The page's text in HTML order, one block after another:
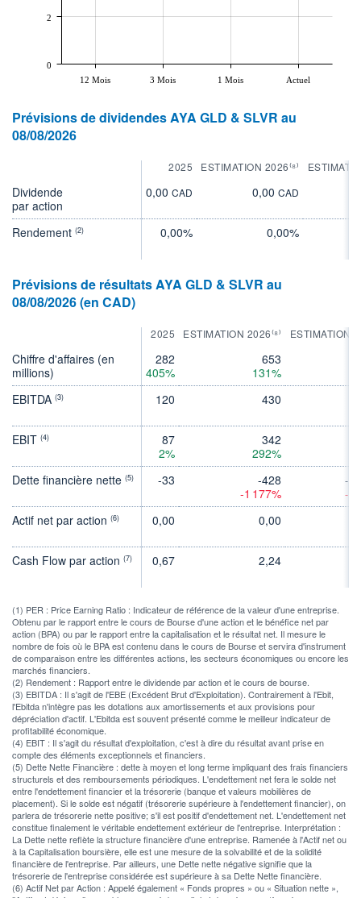
12 Mois 3 Mois 1 Mois Actuel
0
2
Prévisions de dividendes AYA GLD & SLVR au
08/08/2026
2025 ESTIMATION 2026⁽⁸⁾
Dividende
par action
0,00 CAD 0,00 CAD
Rendement (2) 0,00% 0,00%
Prévisions de résultats AYA GLD & SLVR au
08/08/2026 (en CAD)
2025 ESTIMATION 2026⁽⁸⁾ ESTIMATION
Chiffre d'affaires (en
millions)
282
405%
653
131%
EBITDA (3) 120 430
EBIT (4)
87
2%
342
292%
Dette financière nette (5) -33
-428
-1 177%
-1
-
Actif net par action (6) 0,00 0,00
Cash Flow par action (7) 0,67 2,24
(1) PER : Price Earning Ratio : Indicateur de référence de la valeur d'une entreprise.
Obtenu par le rapport entre le cours de Bourse d'une action et le bénéfice net par
action (BPA) ou par le rapport entre la capitalisation et le résultat net. Il mesure le
nombre de fois où le BPA est contenu dans le cours de Bourse et servira d'instrument
de comparaison entre les différentes actions, les secteurs économiques ou encore les
marchés financiers.
(2) Rendement : Rapport entre le dividende par action et le cours de bourse.
(3) EBITDA : Il s'agit de l'EBE (Excédent Brut d'Exploitation). Contrairement à l'Ebit,
l'Ebitda n'intègre pas les dotations aux amortissements et aux provisions pour
dépréciation d'actif. L'Ebitda est souvent présenté comme le meilleur indicateur de
profitabilité économique.
(4) EBIT : Il s'agit du résultat d'exploitation, c'est à dire du résultat avant prise en
compte des éléments exceptionnels et financiers.
(5) Dette Nette Financière : dette à moyen et long terme impliquant des frais financiers
structurels et des remboursements périodiques. L'endettement net fera le solde net
entre l'endettement financier et la trésorerie (banque et valeurs mobilières de
placement). Si le solde est négatif (trésorerie supérieure à l'endettement financier), on
parlera de trésorerie nette positive; s'il est positif d'endettement net. L'endettement net
constitue finalement le véritable endettement extérieur de l'entreprise. Interprétation :
La Dette nette reflète la structure financière d'une entreprise. Ramenée à l'Actif net ou
à la Capitalisation boursière, elle est une mesure de la solvabilité et de la solidité
financière de l'entreprise. Par ailleurs, une Dette nette négative signifie que la
trésorerie de l'entreprise considérée est supérieure à sa Dette Nette financière.
(6) Actif Net par Action : Appelé également « Fonds propres » ou « Situation nette »,